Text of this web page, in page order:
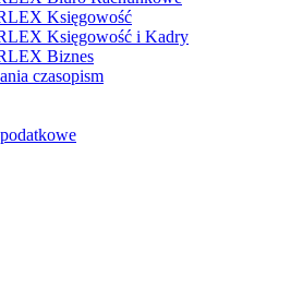
Księgowość
Księgowość i Kadry
Biznes
czasopism